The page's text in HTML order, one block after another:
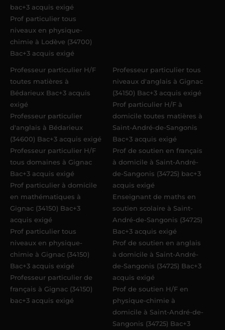
bac+3 acquis exigé
Prof particulier tous
niveaux en physique-
chimie à Lodève (34700)
Bac+3 acquis exigé
Professeur particulier H/F
toutes matières à
Bédarieux Bac+3 acquis
exigé
Professeur particulier
d'anglais à Bédarieux
(34600) Bac+3 acquis exigé
Professeur particulier H/F
tous domaines à Gignac
Bac+3 acquis exigé
Prof particulier à domicile
en mathématiques à
Gignac (34150) Bac+3
acquis exigé
Prof particulier tous
niveaux en physique-
chimie à Gignac (34150)
Bac+3 acquis exigé
Professeur particulier de
français à Gignac (34150)
bac+3 acquis exigé
Professeur particulier tous
niveaux d'anglais à Gignac
(34150) Bac+3 acquis exigé
Prof particulier H/F à
domicile toutes matières à
Saint-André-de-Sangonis
Bac+3 acquis exigé
Prof de soutien en français
à domicile à Saint-André-
de-Sangonis (34725) bac+3
acquis exigé
Enseignant de maths en
soutien scolaire à Saint-
André-de-Sangonis (34725)
Bac+3 acquis exigé
Prof de soutien en anglais
à domicile à Saint-André-
de-Sangonis (34725) Bac+3
acquis exigé
Prof de soutien H/F en
physique-chimie à
domicile à Saint-André-de-
Sangonis (34725) Bac+3